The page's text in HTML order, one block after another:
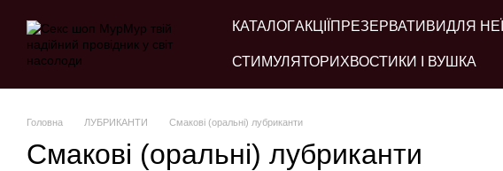
КАТАЛОГАКЦІЇ ПРЕЗЕРВАТИВИДЛЯ НЕЇ
СТИМУЛЯТОРИ ХВОСТИКИ І ВУШКА
Головна ЛУБРИКАНТИ Смакові (оральні) лубриканти
Смакові (оральні) лубриканти